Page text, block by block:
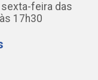
feira das
17h30